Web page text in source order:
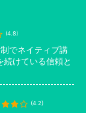
(4.8)
でネイティブ講
続けている信頼と
(4.2)